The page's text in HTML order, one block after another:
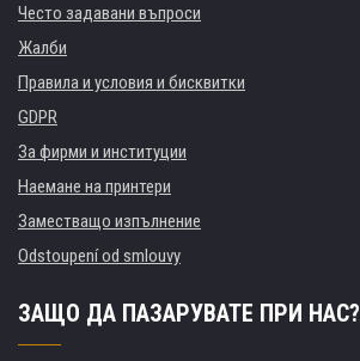
Често задавани въпроси
Жалби
Правила и условия и бисквитки
GDPR
За фирми и институции
Наемане на принтери
Заместващо изпълнение
Odstoupení od smlouvy
ЗАЩО ДА ПАЗАРУВАТЕ ПРИ НАС?